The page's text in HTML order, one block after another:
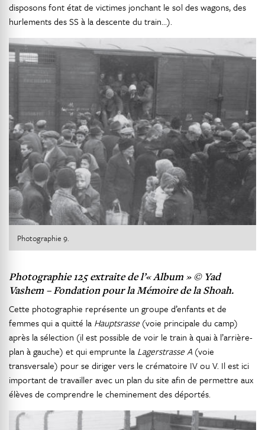
disposons font état de victimes jonchant le sol des wagons, des
hurlements des SS à la descente du train…).
Photographie 9.
Photographie 125 extraite de l’« Album » © Yad
Vashem – Fondation pour la Mémoire de la Shoah.
Cette photographie représente un groupe d’enfants et de
femmes qui a quitté la Hauptsrasse (voie principale du camp)
après la sélection (il est possible de voir le train à quai à l’arrière-
plan à gauche) et qui emprunte la Lagerstrasse A (voie
transversale) pour se diriger vers le crématoire IV ou V. Il est ici
important de travailler avec un plan du site afin de permettre aux
élèves de comprendre le cheminement des déportés.